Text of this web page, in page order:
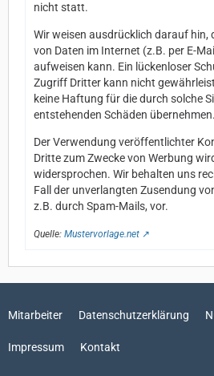
nicht statt.
Wir weisen ausdrücklich darauf hin,
von Daten im Internet (z.B. per E-
aufweisen kann. Ein lückenloser
Zugriff Dritter kann nicht
keine Haftung für die durch solche
entstehenden Schäden übernehmen.
Der Verwendung veröffentlichter
Dritte zum Zwecke von Werbung
widersprochen. Wir behalten uns
Fall der unverlangten Zusendung
z.B. durch Spam-Mails, vor.
Quelle: Mustervorlage.net
Mitarbeiter Datenschutzerklärung
Impressum Kontakt